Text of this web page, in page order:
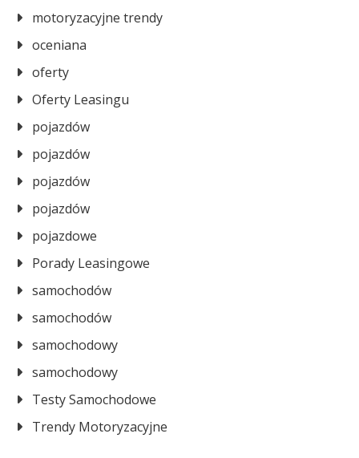
motoryzacyjne trendy
oceniana
oferty
Oferty Leasingu
pojazdów
pojazdów
pojazdów
pojazdów
pojazdowe
Porady Leasingowe
samochodów
samochodów
samochodowy
samochodowy
Testy Samochodowe
Trendy Motoryzacyjne